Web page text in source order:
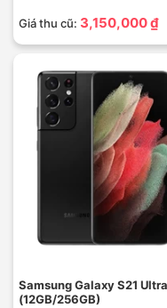
Giá thu cũ: 3,150,000 ₫
Samsung Galaxy S21
(12GB/256GB)